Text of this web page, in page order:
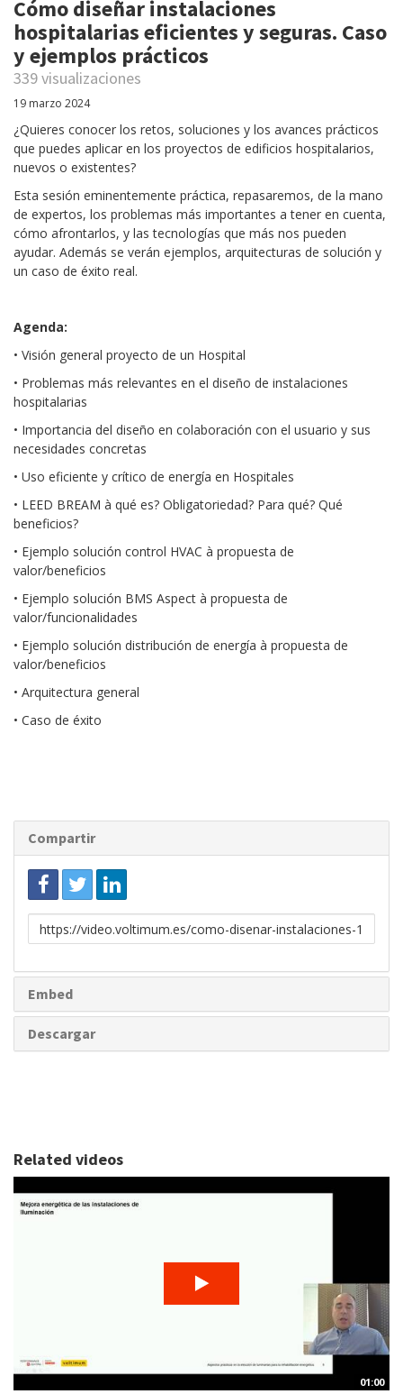
Cómo diseñar instalaciones
hospitalarias eficientes y seguras. Caso
y ejemplos prácticos
339 visualizaciones
19 marzo 2024
¿Quieres conocer los retos, soluciones y los avances prácticos
que puedes aplicar en los proyectos de edificios hospitalarios,
nuevos o existentes?
Esta sesión eminentemente práctica, repasaremos, de la mano
de expertos, los problemas más importantes a tener en cuenta,
cómo afrontarlos, y las tecnologías que más nos pueden
ayudar. Además se verán ejemplos, arquitecturas de solución y
un caso de éxito real.
Agenda:
• Visión general proyecto de un Hospital
• Problemas más relevantes en el diseño de instalaciones
hospitalarias
• Importancia del diseño en colaboración con el usuario y sus
necesidades concretas
• Uso eficiente y crítico de energía en Hospitales
• LEED BREAM à qué es? Obligatoriedad? Para qué? Qué
beneficios?
• Ejemplo solución control HVAC à propuesta de
valor/beneficios
• Ejemplo solución BMS Aspect à propuesta de
valor/funcionalidades
• Ejemplo solución distribución de energía à propuesta de
valor/beneficios
• Arquitectura general
• Caso de éxito
Compartir
Enlace
para
Embed
Descargar
Related videos
01:00